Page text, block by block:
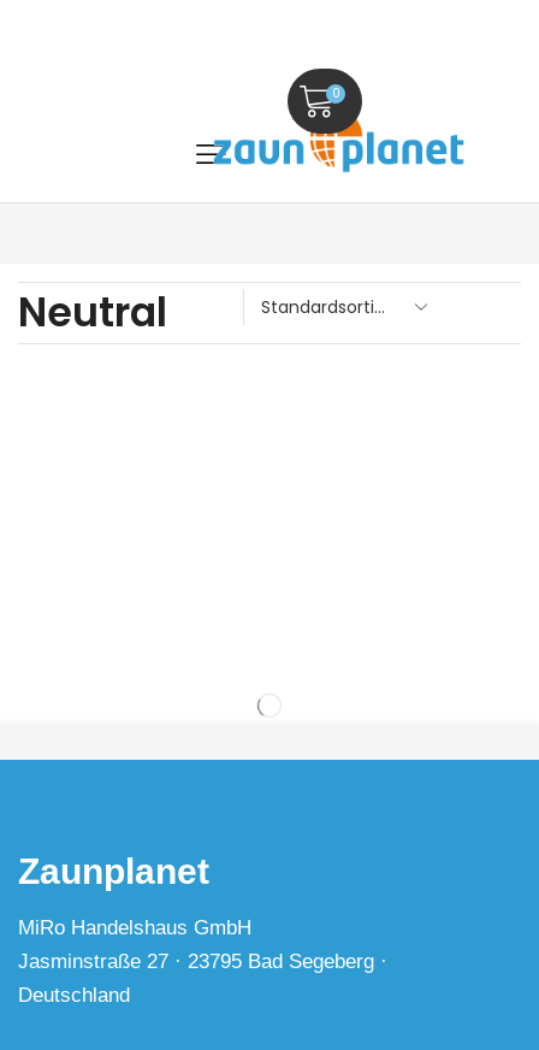
0
Neutral
Zaunplanet
MiRo Handelshaus GmbH
Jasminstraße 27 · 23795 Bad Segeberg ·
Deutschland